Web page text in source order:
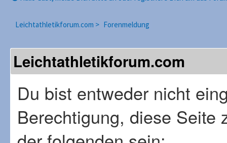
Leichtathletikforum.com > Forenmeldung
Leichtathletikforum.com
Du bist entweder nicht
Berechtigung, diese Seite